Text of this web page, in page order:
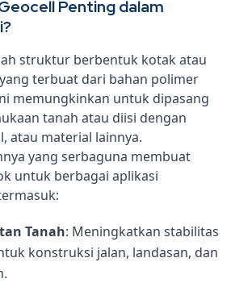
Penting dalam
struktur berbentuk kotak atau
terbuat dari bahan polimer
memungkinkan untuk dipasang
tanah atau diisi dengan
atau material lainnya.
yang serbaguna membuat
untuk berbagai aplikasi
Tanah: Meningkatkan stabilitas
konstruksi jalan, landasan, dan